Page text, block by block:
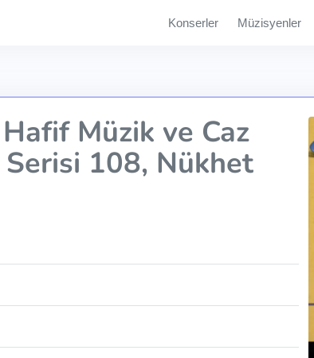
Konserler Müzisyenler
Müzik ve Caz
108, Nükhet